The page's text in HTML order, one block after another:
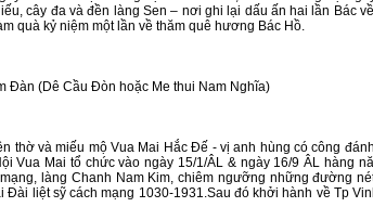
cây đa và đền làng Sen – nơi ghi lại dấu ấn hai lần Bác
quà kỷ niệm một lần về thăm quê hương Bác Hồ.
Đàn (Dê Cầu Đòn hoặc Me thui Nam Nghĩa)
thờ và miếu mộ Vua Mai Hắc Đế - vị anh hùng có công
Vua Mai tổ chức vào ngày 15/1/ÂL & ngày 16/9 ÂL hàng
làng Chanh Nam Kim, chiêm ngưỡng những đường
liệt sỹ cách mạng 1030-1931.Sau đó khởi hành về Tp